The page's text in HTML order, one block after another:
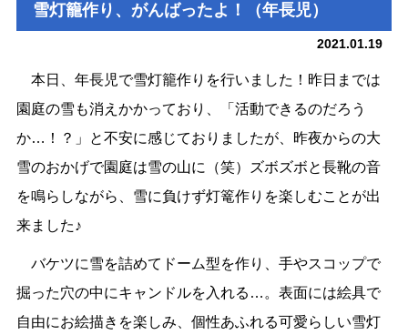
雪灯籠作り、がんばったよ！（年長児）
2021.01.19
本日、年長児で雪灯籠作りを行いました！昨日までは
園庭の雪も消えかかっており、「活動できるのだろう
か…！？」と不安に感じておりましたが、昨夜からの大
雪のおかげで園庭は雪の山に（笑）ズボズボと長靴の音
を鳴らしながら、雪に負けず灯篭作りを楽しむことが出
来ました♪
バケツに雪を詰めてドーム型を作り、手やスコップで
掘った穴の中にキャンドルを入れる…。表面には絵具で
自由にお絵描きを楽しみ、個性あふれる可愛らしい雪灯